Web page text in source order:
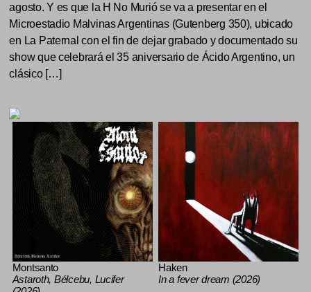
agosto. Y es que la H No Murió se va a presentar en el
Microestadio Malvinas Argentinas (Gutenberg 350), ubicado
en La Paternal con el fin de dejar grabado y documentado su
show que celebrará el 35 aniversario de Ácido Argentino, un
clásico […]
Montsanto
Astaroth, Bélcebu, Lucifer
Haken
In a fever dream (2026)